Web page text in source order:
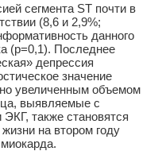
сегмента ST почти в
(8,6 и 2,9%;
данного
(р=0,1). Последнее
депрессия
значение
увеличенным объемом
выявляемые с
также становятся
на втором году